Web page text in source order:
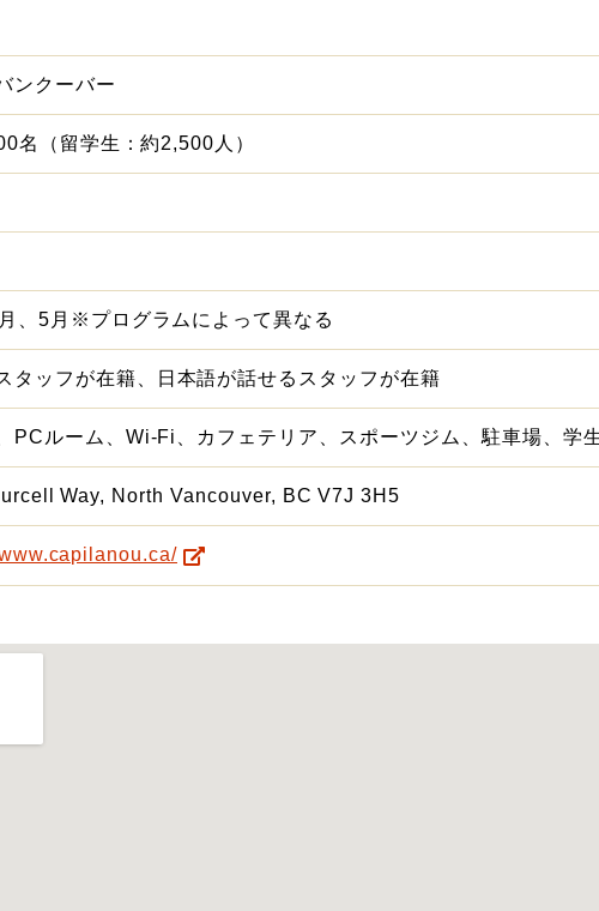
ンクーバー
名（留学生：約2,500人）
、5月※プログラムによって異なる
タッフが在籍、日本語が話せるスタッフが在籍
PCルーム、Wi-Fi、カフェテリア、スポーツジム、駐車場、
Way, North Vancouver, BC V7J 3H5